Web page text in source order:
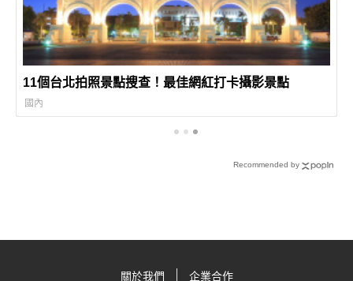
11個台北拍照景點搜查！最佳網紅打卡攝影景點
國內
Recommended by
關於我們 企業合作